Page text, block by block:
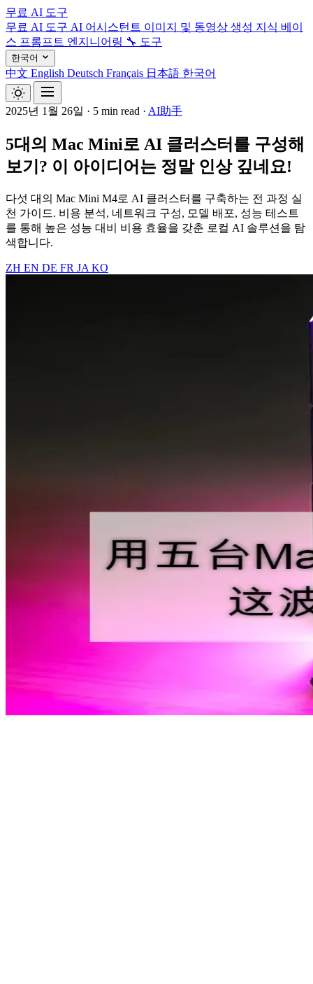
무료 AI 도구
무료 AI 도구 AI 어시스턴트 이미지 및 동영상 생성 지식 베이
스 프롬프트 엔지니어링 🔧 도구
한국어
中文 English Deutsch Français 日本語 한국어
2025년 1월 26일 · 5 min read · AI助手
5대의 Mac Mini로 AI 클러스터를 구성해
보기? 이 아이디어는 정말 인상 깊네요!
다섯 대의 Mac Mini M4로 AI 클러스터를 구축하는 전 과정 실
천 가이드. 비용 분석, 네트워크 구성, 모델 배포, 성능 테스트
를 통해 높은 성능 대비 비용 효율을 갖춘 로컬 AI 솔루션을 탐
색합니다.
ZH EN DE FR JA KO